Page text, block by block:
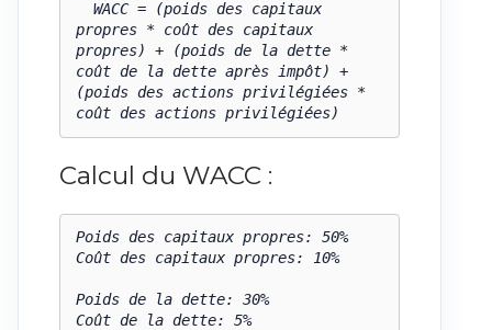
propres * coût des capitaux
propres) + (poids de la dette *
coût de la dette après impôt) +
(poids des actions privilégiées *
coût des actions privilégiées)
Calcul du WACC :
Poids des capitaux propres: 50%
Coût des capitaux propres: 10%
Poids de la dette: 30%
Coût de la dette: 5%